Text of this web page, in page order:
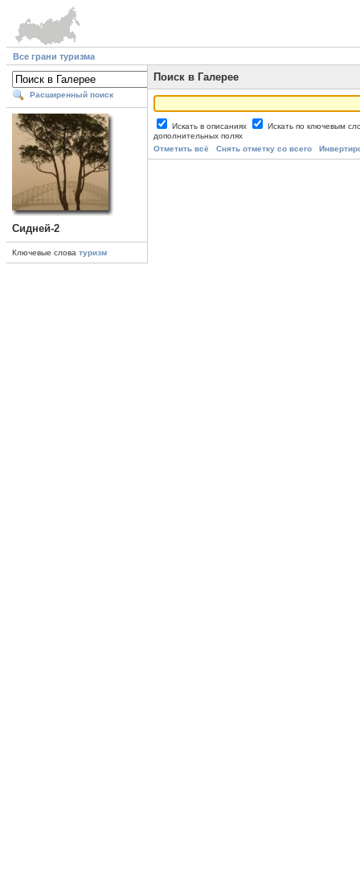
Все грани туризма
Расширенный поиск
Сидней-2
Ключевые слова туризм
Поиск в Галерее
Искать в описаниях
Искать по ключевым
дополнительных полях
Отметить всё
Снять отметку со всего